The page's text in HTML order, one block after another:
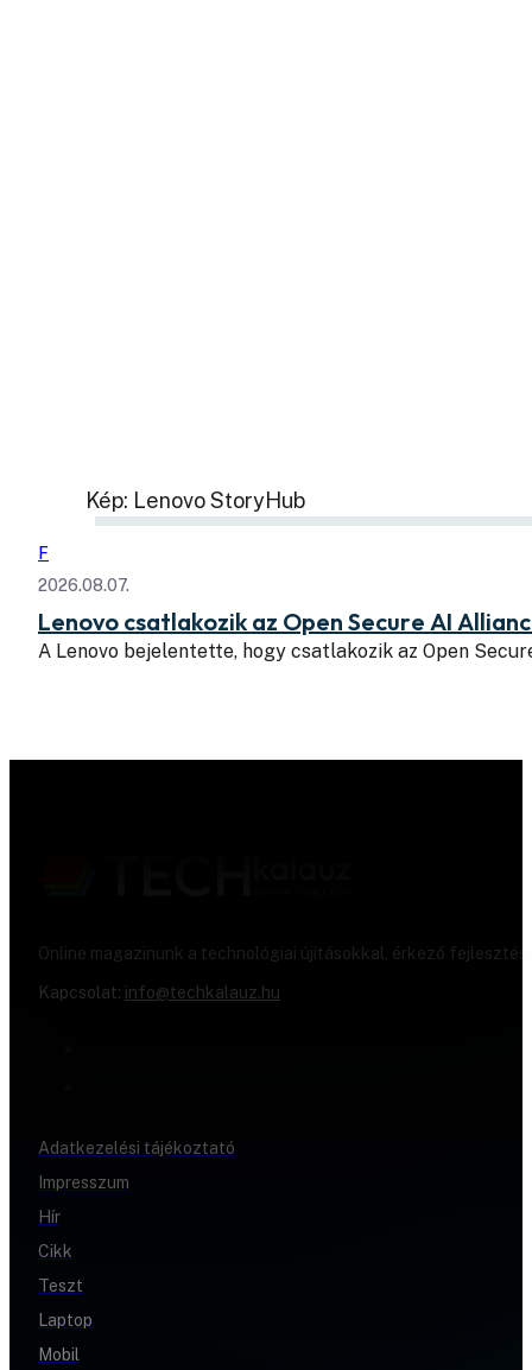
Kép: Lenovo StoryHub
F
2026.08.07.
Lenovo csatlakozik az Open Secure AI
A Lenovo bejelentette, hogy csatlakozik az Open
Online magazinunk a technológiai újításokkal, érkező
Kapcsolat: info@techkalauz.hu
Adatkezelési tájékoztató
Impresszum
Hír
Cikk
Teszt
Laptop
Mobil